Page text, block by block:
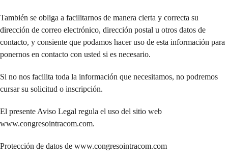
También se obliga a facilitarnos de manera cierta y correcta su
dirección de correo electrónico, dirección postal u otros datos de
contacto, y consiente que podamos hacer uso de esta información para
ponernos en contacto con usted si es necesario.
Si no nos facilita toda la información que necesitamos, no podremos
cursar su solicitud o inscripción.
El presente Aviso Legal regula el uso del sitio web
www.congresointracom.com.
Protección de datos de www.congresointracom.com